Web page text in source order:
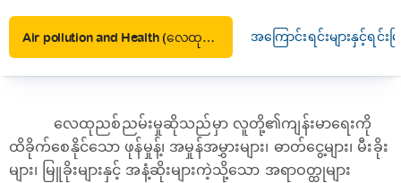
Air pollution and Health (လေထုညစ်ညမ်းမှုနှင့် ကျန်းမာရေး) အကြောင်းရင်းများနှင့်ရင်းမြ
လေထုညစ်ညမ်းမှုဆိုသည်မှာ လူတို့၏ကျန်းမာရေးကို
ထိခိုက်စေနိုင်သော ဖုန်မှုန့်၊ အမှုန်အမွှားများ၊ ဓာတ်ငွေ့များ၊ မီးခိုး
များ၊ မြူခိုးများနှင့် အနံ့ဆိုးများကဲ့သို့သော အရာဝတ္ထုများ